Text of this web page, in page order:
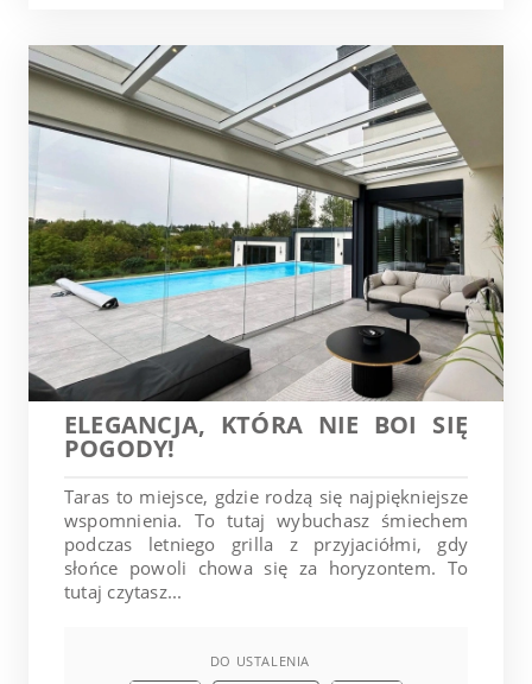
ELEGANCJA, KTÓRA NIE BOI SIĘ
POGODY!
Taras to miejsce, gdzie rodzą się najpiękniejsze
wspomnienia. To tutaj wybuchasz śmiechem
podczas letniego grilla z przyjaciółmi, gdy
słońce powoli chowa się za horyzontem. To
tutaj czytasz...
DO USTALENIA